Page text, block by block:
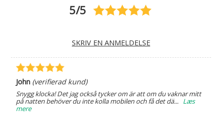
5/5
SKRIV EN ANMELDELSE
John (verifierad kund)
Snygg klocka! Det jag också tycker om är att om du vaknar mitt
på natten behöver du inte kolla mobilen och få det dä... Læs
mere